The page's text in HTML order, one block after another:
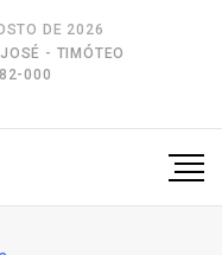
DE 2026
- TIMÓTEO
000